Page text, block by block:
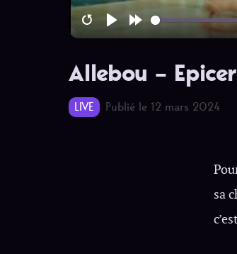
RestartPlayForward
Allebou –
LIVE Publié le 12 mars 2024
sa